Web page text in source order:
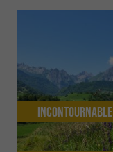
Incontournable